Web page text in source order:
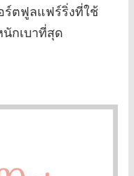
ร์ตฟูลแฟร์ริ่งที่ใช้
กเบาที่สุด